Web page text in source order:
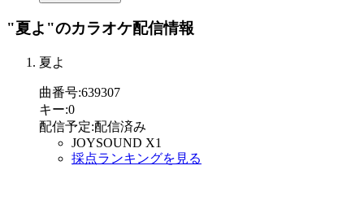
"夏よ"のカラオケ配信情報
夏よ
曲番号:639307
キー:0
配信予定:配信済み
JOYSOUND X1
採点ランキングを見る